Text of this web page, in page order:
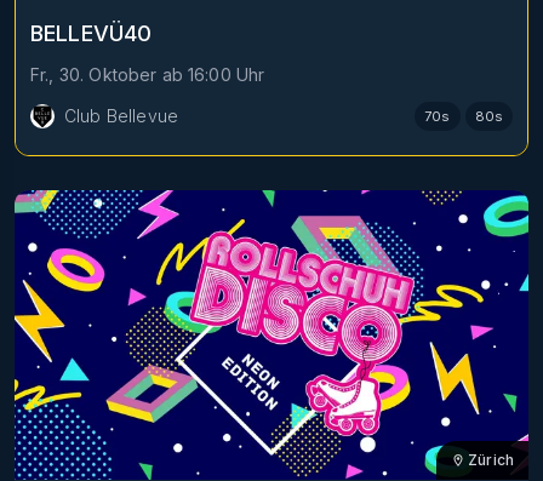
BELLEVÜ40
Fr., 30. Oktober ab 16:00 Uhr
Club Bellevue
70s 80s
Zürich